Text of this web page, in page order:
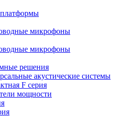
микрофоны
микрофоны
решения
акустические системы
F серия
мощности